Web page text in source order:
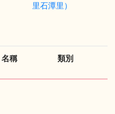
里石潭里）
名稱 類別